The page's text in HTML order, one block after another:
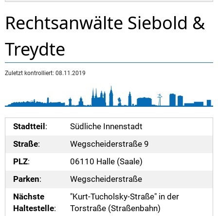
Rechtsanwälte Siebold &
Treydte
Zuletzt kontrolliert: 08.11.2019
Stadtteil :
Südliche Innenstadt
Straße:
Wegscheiderstraße 9
PLZ:
06110 Halle (Saale)
Parken:
Wegscheiderstraße
Nächste
Haltestelle:
"Kurt-Tucholsky-Straße" in der
Torstraße (Straßenbahn)